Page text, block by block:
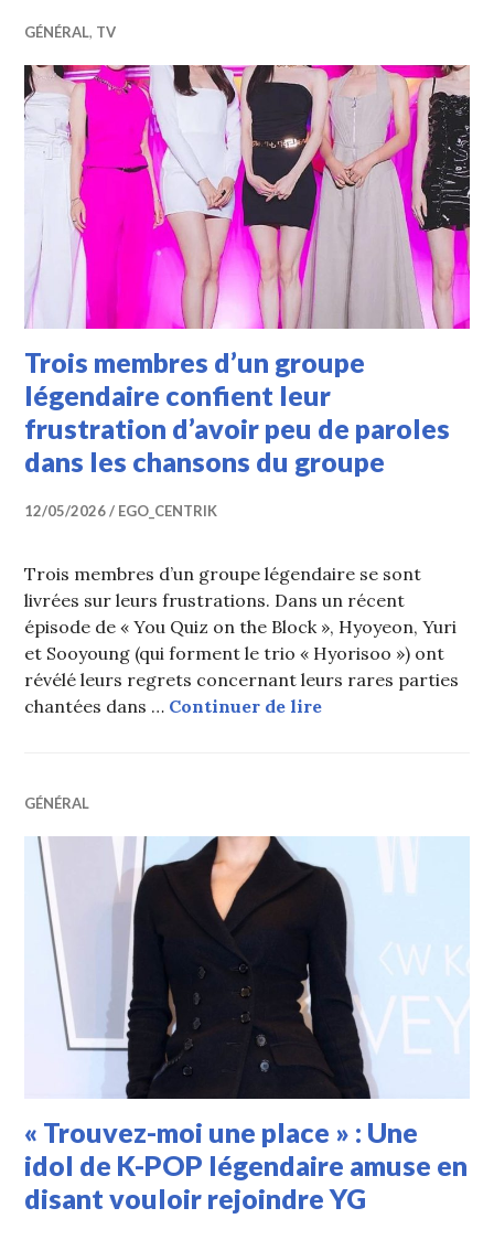
GÉNÉRAL, TV
Trois membres d’un groupe
légendaire confient leur
frustration d’avoir peu de paroles
dans les chansons du groupe
12/05/2026 EGO_CENTRIK
Trois membres d’un groupe légendaire se sont
livrées sur leurs frustrations. Dans un récent
épisode de « You Quiz on the Block », Hyoyeon, Yuri
et Sooyoung (qui forment le trio « Hyorisoo ») ont
révélé leurs regrets concernant leurs rares parties
chantées dans … Continuer de lireTrois membres
GÉNÉRAL
« Trouvez-moi une place » : Une
idol de K-POP légendaire amuse en
disant vouloir rejoindre YG